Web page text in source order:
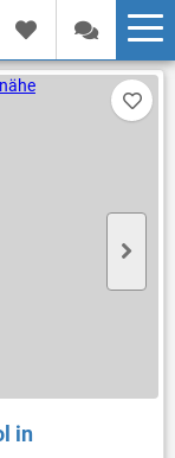
in